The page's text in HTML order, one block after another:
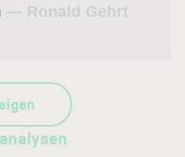
— Ronald Gehrt